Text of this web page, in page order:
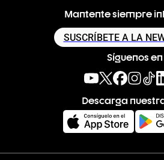
Mantente siempre
SUSCRÍBETE A LA
Síguenos en
Descarga